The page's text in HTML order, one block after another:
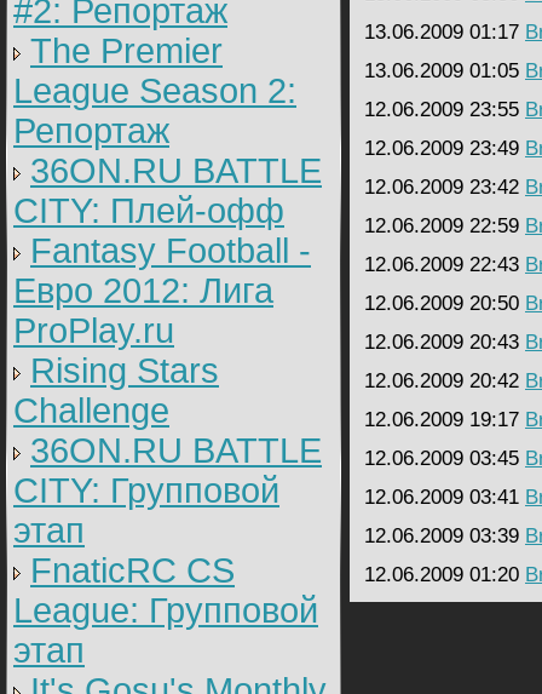
#2: Репортаж
The Premier
League Season 2:
Репортаж
36ON.RU BATTLE
CITY: Плей-офф
Fantasy Football -
Евро 2012: Лига
ProPlay.ru
Rising Stars
Challenge
36ON.RU BATTLE
CITY: Групповой
этап
FnaticRC CS
League: Групповой
этап
13.06.2009 01:17
13.06.2009 01:05
12.06.2009 23:55
12.06.2009 23:49
12.06.2009 23:42
12.06.2009 22:59
12.06.2009 22:43
12.06.2009 20:50
12.06.2009 20:43
12.06.2009 20:42
12.06.2009 19:17
12.06.2009 03:45
12.06.2009 03:41
12.06.2009 03:39
12.06.2009 01:20